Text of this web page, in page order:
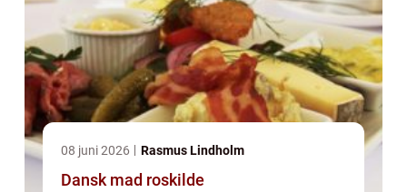
08 juni 2026 Rasmus Lindholm
Dansk mad roskilde